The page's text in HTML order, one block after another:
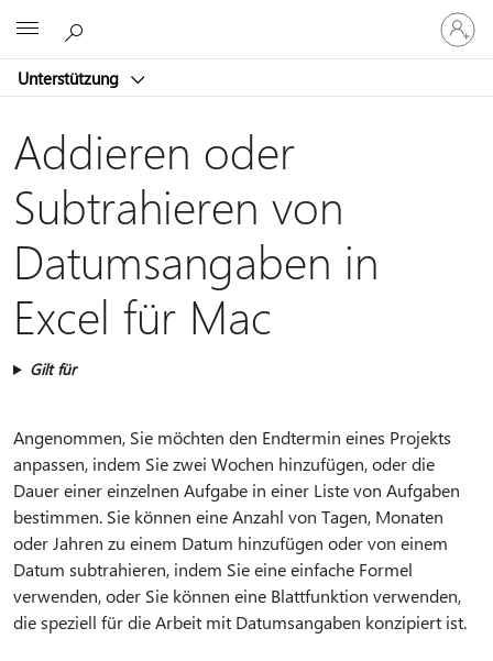
Unterstützung
Bei
Ihrem
Konto
Addieren oder
Subtrahieren von
Datumsangaben in
Excel für Mac
Gilt für
Angenommen, Sie möchten den Endtermin eines Projekts
anpassen, indem Sie zwei Wochen hinzufügen, oder die
Dauer einer einzelnen Aufgabe in einer Liste von Aufgaben
bestimmen. Sie können eine Anzahl von Tagen, Monaten
oder Jahren zu einem Datum hinzufügen oder von einem
Datum subtrahieren, indem Sie eine einfache Formel
verwenden, oder Sie können eine Blattfunktion verwenden,
die speziell für die Arbeit mit Datumsangaben konzipiert ist.